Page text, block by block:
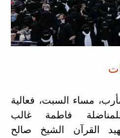
مساء السبت، فعالية
فاطمة غالب
القرآن الشيخ صالح